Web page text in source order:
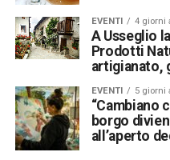
EVENTI 4 giorni
A Usseglio
Prodotti
artigianato,
EVENTI 5 giorni
“Cambiano
borgo
all’aperto